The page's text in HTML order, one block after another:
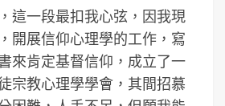
這一段最扣我心弦，因我現
開展信仰心理學的工作，寫
來肯定基督信仰，成立了一
宗教心理學學會，其間招慕